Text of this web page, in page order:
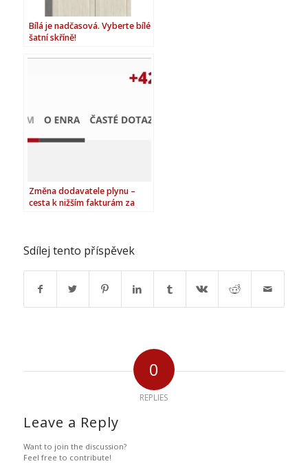
Bílá je nadčasová. Vyberte bílé
šatní skříně!
Změna dodavatele plynu –
cesta k nižším fakturám za
Sdílej tento příspěvek
0
REPLIES
Leave a Reply
Want to join the discussion?
Feel free to contribute!